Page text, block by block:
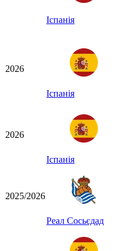
Іспанія
2026
Іспанія
2026
Іспанія
2025/2026
Реал Сосьєдад